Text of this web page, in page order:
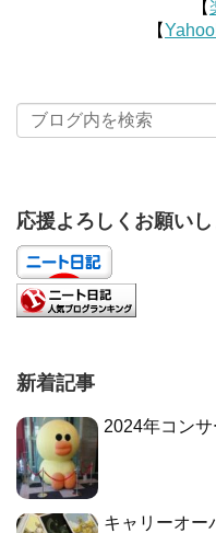
【
【
応援よろしくお願い
新着記事
2024年コン
キャリーオー